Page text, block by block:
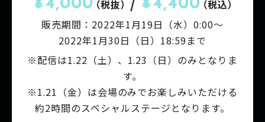
¥4,000（税抜） ¥4,400（税込）
販売期間： 2022年1月19日（水）0:00～
2022年1月30日（日）18:59まで
※配信は1.22（土）、1.23（日）のみとなりま
す。
※1.21（金）は会場のみでお楽しみいただける
約2時間のスペシャルステージとなります。